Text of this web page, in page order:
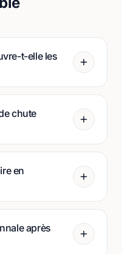
t-elle les
chute
en
après